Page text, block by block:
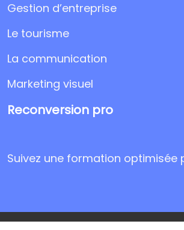
Gestion d’entreprise
Le tourisme
La communication
Marketing visuel
Reconversion pro
Suivez une formation optimisée